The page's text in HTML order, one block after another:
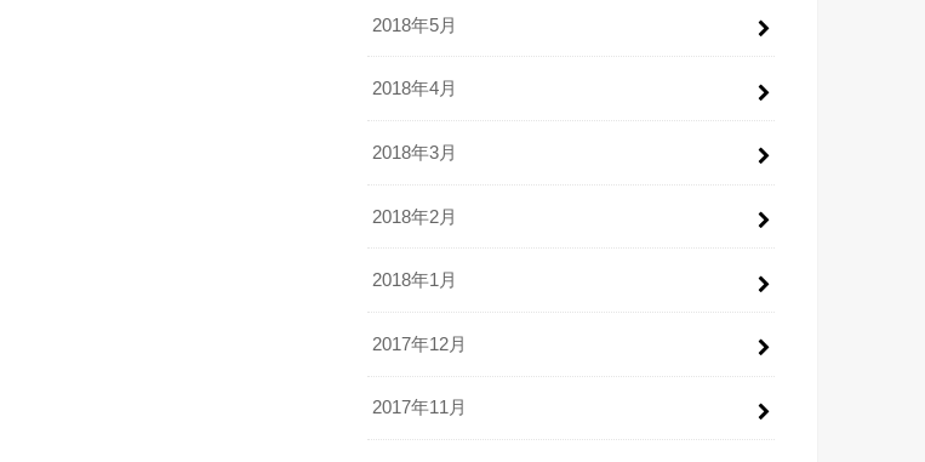
2018年5月
2018年4月
2018年3月
2018年2月
2018年1月
2017年12月
2017年11月